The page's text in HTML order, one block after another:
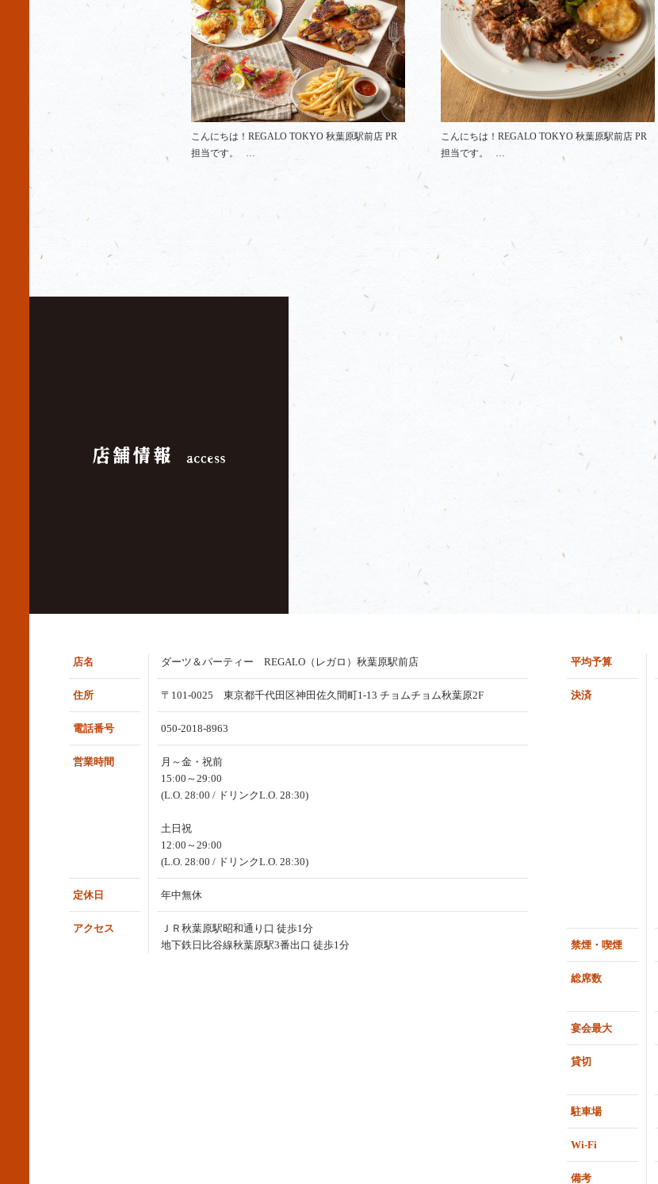
こんにちは！REGALO TOKYO 秋葉原駅前店 PR
担当です。 …
こんにちは！REGALO TOKYO 秋葉原駅前店 PR
担当です。 …
店名 ダーツ＆パーティー REGALO（レガロ）秋葉原駅前店
住所 〒101-0025 東京都千代田区神田佐久間町1-13 チョムチョム秋葉原2F
電話番号 050-2018-8963
営業時間
月～金・祝前
15:00～29:00
(L.O. 28:00 / ドリンクL.O. 28:30)
土日祝
12:00～29:00
(L.O. 28:00 / ドリンクL.O. 28:30)
定休日 年中無休
アクセス
ＪＲ秋葉原駅昭和通り口 徒歩1分
地下鉄日比谷線秋葉原駅3番出口 徒歩1分
平均予算
決済
禁煙・喫煙
総席数
宴会最大
貸切
駐車場
Wi-Fi
備考